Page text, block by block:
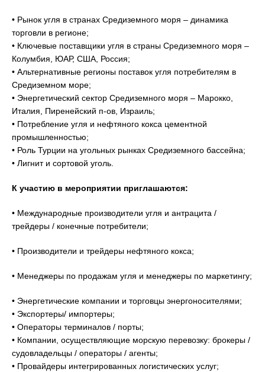
• Рынок угля в странах Средиземного моря – динамика
торговли в регионе;
• Ключевые поставщики угля в страны Средиземного моря –
Колумбия, ЮАР, США, Россия;
• Альтернативные регионы поставок угля потребителям в
Средиземном море;
• Энергетический сектор Средиземного моря – Марокко,
Италия, Пиренейский п-ов, Израиль;
• Потребление угля и нефтяного кокса цементной
промышленностью;
• Роль Турции на угольных рынках Средиземного бассейна;
• Лигнит и сортовой уголь.
К участию в мероприятии приглашаются:
• Международные производители угля и антрацита /
трейдеры / конечные потребители;
• Производители и трейдеры нефтяного кокса;
• Менеджеры по продажам угля и менеджеры по маркетингу;
• Энергетические компании и торговцы энергоносителями;
• Экспортеры/ импортеры;
• Операторы терминалов / порты;
• Компании, осуществляющие морскую перевозку: брокеры /
судовладельцы / операторы / агенты;
• Провайдеры интегрированных логистических услуг;